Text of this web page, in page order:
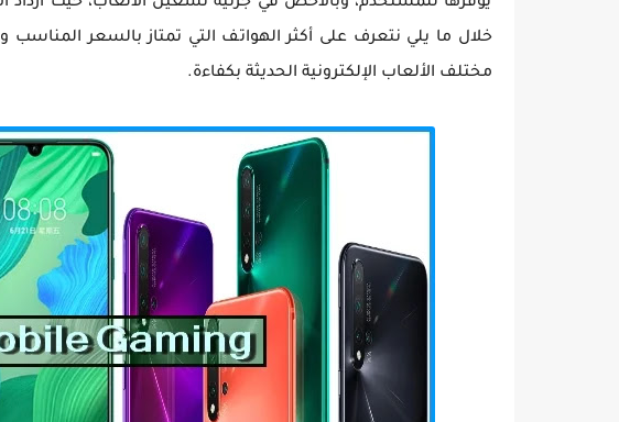
خلال ما يلي نتعرف على أكثر الهواتف التي تمتاز بالسعر المناسب
مختلف الألعاب الإلكترونية الحديثة بكفاءة.